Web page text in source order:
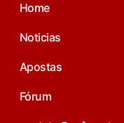
Home
Noticias
Apostas
Fórum